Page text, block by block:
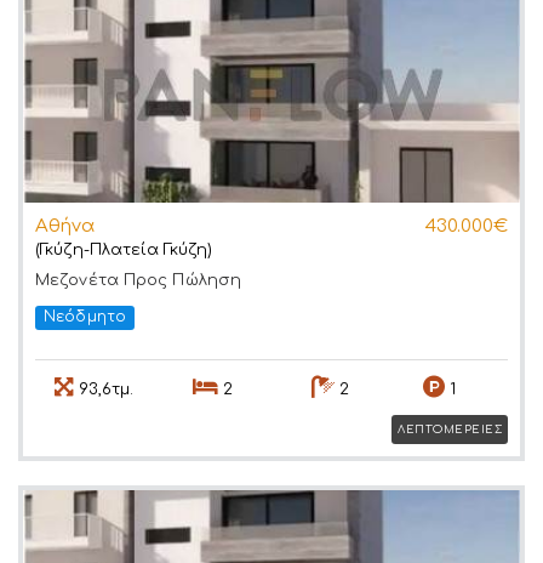
Αθήνα 430.000€
(Γκύζη-Πλατεία Γκύζη)
ΜεζονέταΠρος Πώληση
Νεόδμητο
93,6τμ. 2 2 1
ΛΕΠΤΟΜΕΡΕΙΕΣ